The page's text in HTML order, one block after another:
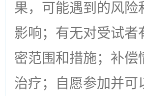
果，可能遇到的风
影响；有无对受试
密范围和措施；补
治疗；自愿参加并